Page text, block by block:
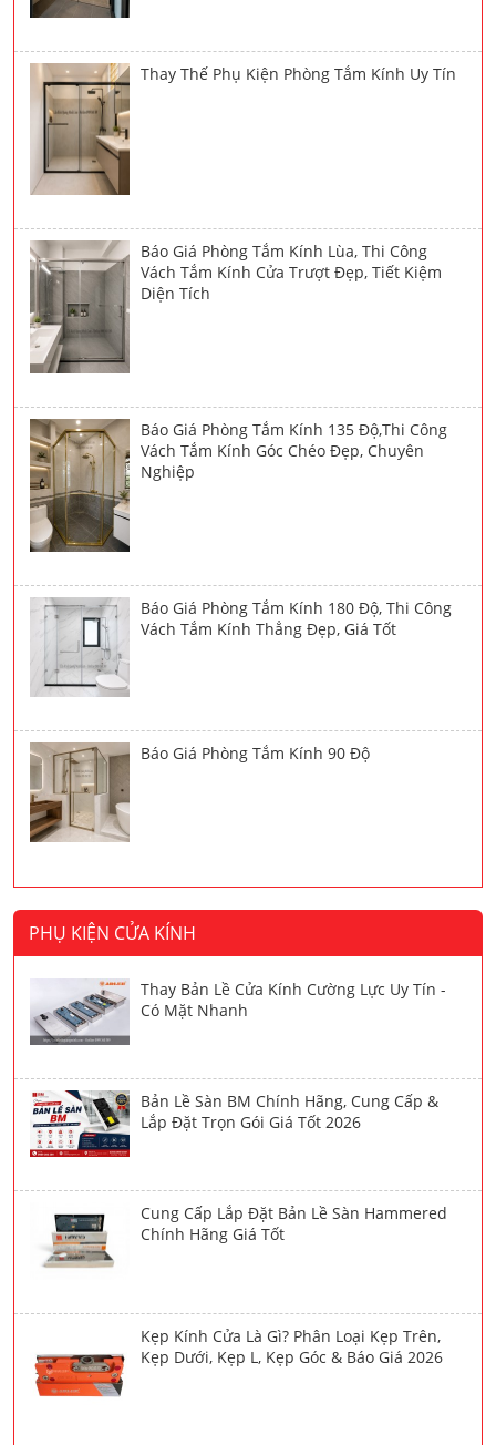
Thay Thế Phụ Kiện Phòng Tắm Kính Uy Tín
Báo Giá Phòng Tắm Kính Lùa, Thi Công
Vách Tắm Kính Cửa Trượt Đẹp, Tiết Kiệm
Diện Tích
Báo Giá Phòng Tắm Kính 135 Độ,Thi Công
Vách Tắm Kính Góc Chéo Đẹp, Chuyên
Nghiệp
Báo Giá Phòng Tắm Kính 180 Độ, Thi Công
Vách Tắm Kính Thẳng Đẹp, Giá Tốt
Báo Giá Phòng Tắm Kính 90 Độ
PHỤ KIỆN CỬA KÍNH
Thay Bản Lề Cửa Kính Cường Lực Uy Tín -
Có Mặt Nhanh
Bản Lề Sàn BM Chính Hãng, Cung Cấp &
Lắp Đặt Trọn Gói Giá Tốt 2026
Cung Cấp Lắp Đặt Bản Lề Sàn Hammered
Chính Hãng Giá Tốt
Kẹp Kính Cửa Là Gì? Phân Loại Kẹp Trên,
Kẹp Dưới, Kẹp L, Kẹp Góc & Báo Giá 2026